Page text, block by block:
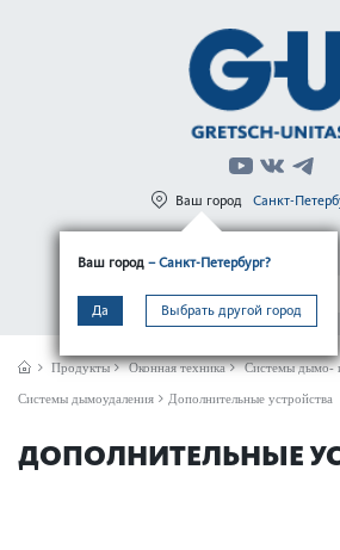
Ваш город – Санкт-Петербург?
Да Выбрать другой город
Ваш город Санкт-
МЕНЮ
Продукты Оконная техника Системы дымо-
Системы дымоудаления Дополнительные устройства
ДОПОЛНИТЕЛЬНЫЕ